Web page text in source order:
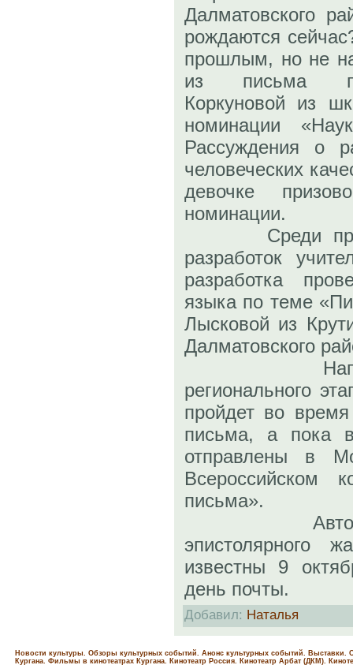
Далматовского
рождаются
прошлым, но не
из письма
Коркуновой из
номинации
Рассуждения о
человеческих
девочке
номинации.
Среди
разработок
разработка
языка по теме
Лысковой из
Далматовского
регионального
пройдет во
письма, а пока
отправлены в
Всероссийском
письма».
Авторы
эпистолярного
известны 9
день почты.
Добавил: Наталья
Новости культуры. Обзоры культурных событий. Анонс культурных событий. Выставки.
Кургана. Фильмы в кинотеатрах Кургана.
Кинотеатр Россия. Кинотеатр Арбат (ДКМ).